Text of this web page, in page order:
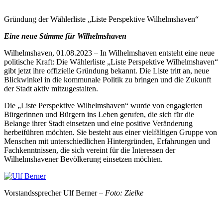
Gründung der Wählerliste „Liste Perspektive Wilhelmshaven“
Eine neue Stimme für Wilhelmshaven
Wilhelmshaven, 01.08.2023 – In Wilhelmshaven entsteht eine neue
politische Kraft: Die Wählerliste „Liste Perspektive Wilhelmshaven“
gibt jetzt ihre offizielle Gründung bekannt. Die Liste tritt an, neue
Blickwinkel in die kommunale Politik zu bringen und die Zukunft
der Stadt aktiv mitzugestalten.
Die „Liste Perspektive Wilhelmshaven“ wurde von engagierten
Bürgerinnen und Bürgern ins Leben gerufen, die sich für die
Belange ihrer Stadt einsetzen und eine positive Veränderung
herbeiführen möchten. Sie besteht aus einer vielfältigen Gruppe von
Menschen mit unterschiedlichen Hintergründen, Erfahrungen und
Fachkenntnissen, die sich vereint für die Interessen der
Wilhelmshavener Bevölkerung einsetzen möchten.
Vorstandssprecher Ulf Berner – Foto: Zielke